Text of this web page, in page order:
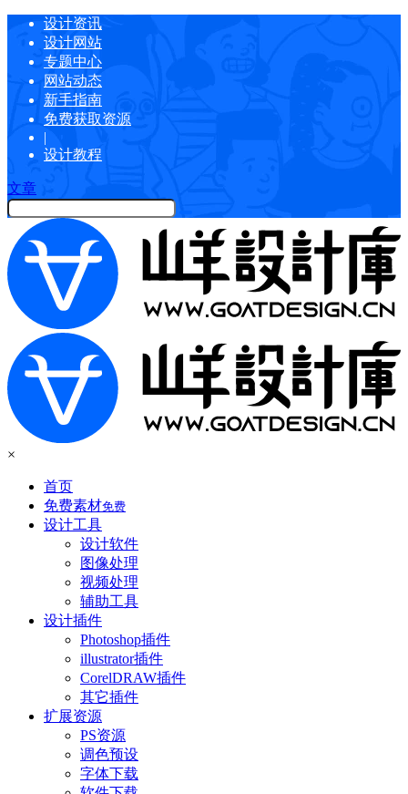
设计资讯
设计网站
专题中心
网站动态
新手指南
免费获取资源
|
设计教程
文章
×
首页
免费素材免费
设计工具
设计软件
图像处理
视频处理
辅助工具
设计插件
Photoshop插件
illustrator插件
CorelDRAW插件
其它插件
扩展资源
PS资源
调色预设
字体下载